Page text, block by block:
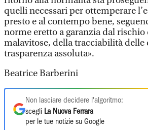
quelli necessari per ottemperare
presto e al contempo bene,
norme eretto a garanzia dal
malavitose, della tracciabilità delle
trasparenza assoluta».
Beatrice Barberini
Non lasciare decidere l'algoritmo:
scegli La Nuova Ferrara
per le tue notizie su Google